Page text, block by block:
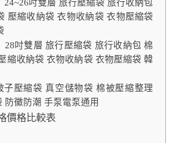
24~26吋雙層 旅行壓縮袋 旅行收納包
壓縮收納袋 衣物收納袋 衣物壓縮袋
28吋雙層 旅行壓縮袋 旅行收納包 棉
縮收納袋 衣物收納袋 衣物壓縮袋 韓
子壓縮袋 真空儲物袋 棉被壓縮整理
防黴防潮 手泵電泵通用
價格比較表